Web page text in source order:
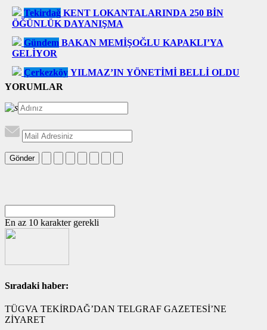
Tekirdağ KENT LOKANTALARINDA 250 BİN
ÖĞÜNLÜK DAYANIŞMA
Gündem BAKAN MEMİŞOĞLU KAPAKLI’YA
GELİYOR
Çerkezköy YILMAZ’IN YÖNETİMİ BELLİ OLDU
YORUMLAR
Gönder
En az 10 karakter gerekli
Sıradaki haber:
TÜGVA TEKİRDAĞ’DAN TELGRAF GAZETESİ’NE
ZİYARET